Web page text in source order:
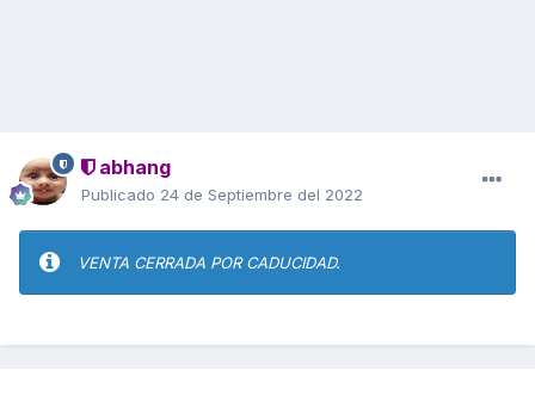
abhang
Publicado 24 de Septiembre del 2022
VENTA CERRADA POR CADUCIDAD.